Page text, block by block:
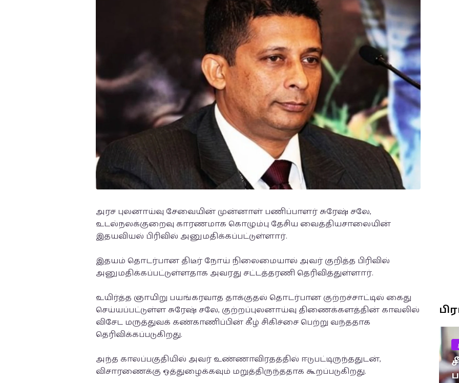
அரச புலனாய்வு சேவையின் முன்னாள் பணிப்பாளர் சுரேஷ் சலே,
உடல்நலக்குறைவு காரணமாக கொழும்பு தேசிய வைத்தியசாலையின்
இதயவியல் பிரிவில் அனுமதிக்கப்பட்டுள்ளார்.
இதயம் தொடர்பான திடீர் நோய் நிலைமையால் அவர் குறித்த பிரிவில்
அனுமதிக்கப்பட்டுள்ளதாக அவரது சட்டத்தரணி தெரிவித்துள்ளார்.
உயிர்த்த ஞாயிறு பயங்கரவாத தாக்குதல் தொடர்பான குற்றச்சாட்டில் கைது
செய்யப்பட்டுள்ள சுரேஷ் சலே, குற்றப்புலனாய்வு திணைக்களத்தின் காவலில்
விசேட மருத்துவக் கண்காணிப்பின் கீழ் சிகிச்சை பெற்று வந்ததாக
தெரிவிக்கப்படுகிறது.
அந்த காலப்பகுதியில் அவர் உண்ணாவிரதத்தில் ஈடுபட்டிருந்ததுடன்,
விசாரணைக்கு ஒத்துழைக்கவும் மறுத்திருந்ததாக கூறப்படுகிறது.